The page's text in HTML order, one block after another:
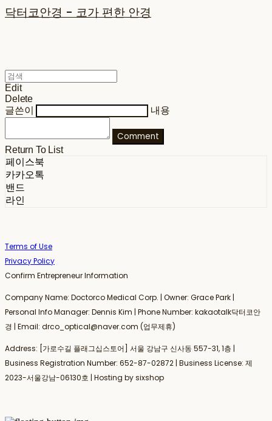
닥터코안경 - 코가 편한 안경
Edit
Delete
글쓴이
내용
Comment
Return To List
페이스북
카카오톡
밴드
라인
Terms of Use
Privacy Policy
Confirm Entrepreneur Information
Company Name: Doctorco Medical Corp. | Owner: Grace Park |
Personal Info Manager: Dennis Kim | Phone Number: kakaotalk닥터코안
경 | Email: drco_optical@naver.com (업무제휴)
Address: [가로수길 플래그십스토어] 서울 강남구 신사동 557-31, 1층 |
Business Registration Number: 652-87-02872 | Business License: 제
2023-서울강남-06130호 | Hosting by sixshop